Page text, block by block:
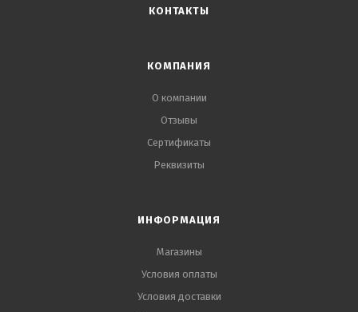
КОНТАКТЫ
КОМПАНИЯ
О компании
Отзывы
Сертификаты
Реквизиты
ИНФОРМАЦИЯ
Магазины
Условия оплаты
Условия доставки